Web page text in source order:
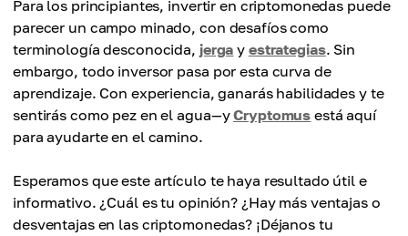
Para los principiantes, invertir en criptomonedas puede
parecer un campo minado, con desafíos como
terminología desconocida, jerga y estrategias. Sin
embargo, todo inversor pasa por esta curva de
aprendizaje. Con experiencia, ganarás habilidades y te
sentirás como pez en el agua—yCryptomus está aquí
para ayudarte en el camino.
Esperamos que este artículo te haya resultado útil e
informativo. ¿Cuál es tu opinión? ¿Hay más ventajas o
desventajas en las criptomonedas? ¡Déjanos tu